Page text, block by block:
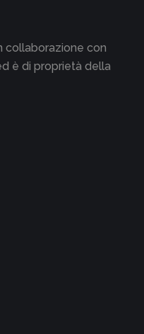
collaborazione con
è di proprietà della